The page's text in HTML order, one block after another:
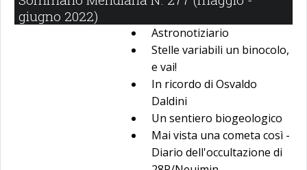
giugno 2022)
Astronotiziario
Stelle variabili un binocolo,
e vai!
In ricordo di Osvaldo
Daldini
Un sentiero biogeologico
Mai vista una cometa così -
Diario dell'occultazione di